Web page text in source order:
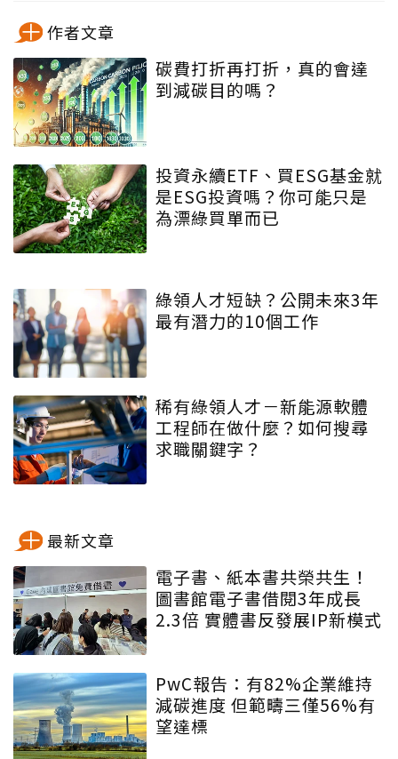
作者文章
碳費打折再打折，真的會達
到減碳目的嗎？
投資永續ETF、買ESG基金就
是ESG投資嗎？你可能只是
為漂綠買單而已
綠領人才短缺？公開未來3年
最有潛力的10個工作
稀有綠領人才－新能源軟體
工程師在做什麼？如何搜尋
求職關鍵字？
最新文章
電子書、紙本書共榮共生！
圖書館電子書借閱3年成長
2.3倍 實體書反發展IP新模式
PwC報告：有82%企業維持
減碳進度 但範疇三僅56%有
望達標